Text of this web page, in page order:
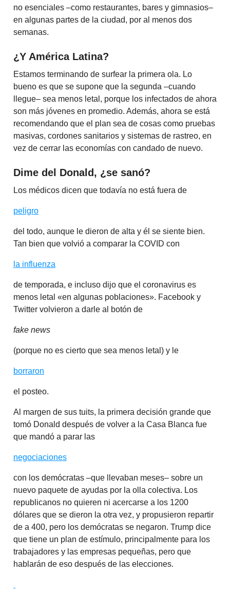
no esenciales –como restaurantes, bares y gimnasios–
en algunas partes de la ciudad, por al menos dos
semanas.
¿Y América Latina?
Estamos terminando de surfear la primera ola. Lo
bueno es que se supone que la segunda –cuando
llegue– sea menos letal, porque los infectados de ahora
son más jóvenes en promedio. Además, ahora se está
recomendando que el plan sea de cosas como pruebas
masivas, cordones sanitarios y sistemas de rastreo, en
vez de cerrar las economías con candado de nuevo.
Dime del Donald, ¿se sanó?
Los médicos dicen que todavía no está fuera de
peligro
del todo, aunque le dieron de alta y él se siente bien.
Tan bien que volvió a comparar la COVID con
la influenza
de temporada, e incluso dijo que el coronavirus es
menos letal «en algunas poblaciones». Facebook y
Twitter volvieron a darle al botón de
fake news
(porque no es cierto que sea menos letal) y le
borraron
el posteo.
Al margen de sus tuits, la primera decisión grande que
tomó Donald después de volver a la Casa Blanca fue
que mandó a parar las
negociaciones
con los demócratas –que llevaban meses– sobre un
nuevo paquete de ayudas por la olla colectiva. Los
republicanos no quieren ni acercarse a los 1200
dólares que se dieron la otra vez, y propusieron repartir
de a 400, pero los demócratas se negaron. Trump dice
que tiene un plan de estímulo, principalmente para los
trabajadores y las empresas pequeñas, pero que
hablarán de eso después de las elecciones.